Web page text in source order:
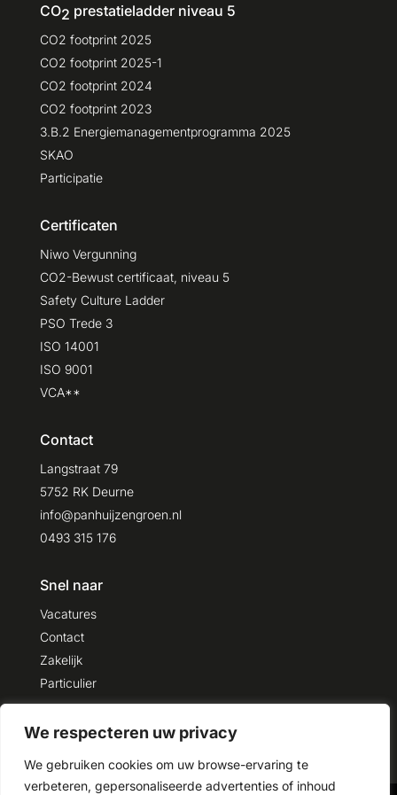
We respecteren uw privacy
We gebruiken cookies om uw browse-ervaring te
verbeteren, gepersonaliseerde advertenties of inhoud
CO2 prestatieladder niveau 5
CO2 footprint 2025
CO2 footprint 2025-1
CO2 footprint 2024
CO2 footprint 2023
3.B.2 Energiemanagementprogramma 2025
SKAO
Participatie
Certificaten
Niwo Vergunning
CO2-Bewust certificaat, niveau 5
Safety Culture Ladder
PSO Trede 3
ISO 14001
ISO 9001
VCA**
Contact
Langstraat 79
5752 RK Deurne
info@panhuijzengroen.nl
0493 315 176
Snel naar
Vacatures
Contact
Zakelijk
Particulier